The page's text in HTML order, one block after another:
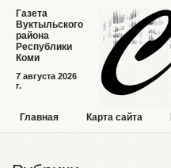
7 августа 2026
г.
Газета
Вуктыльского
района
Республики
Коми
Главная Карта сайта